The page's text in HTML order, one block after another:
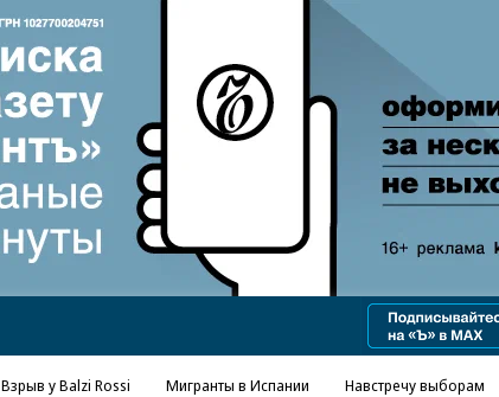
Реклама в «Ъ» www.kommersant.ru/ad
Взрыв у Balzi Rossi Мигранты в Испании Навстречу выборам